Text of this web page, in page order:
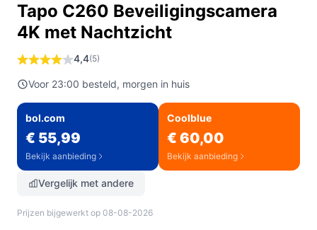
Tapo C260 Beveiligingscamera
4K met Nachtzicht
4,4(5)
Voor 23:00 besteld, morgen in huis
bol.com
€ 55,99
Bekijk aanbieding
Coolblue
€ 60,00
Bekijk aanbieding
Vergelijk met andere
Prijzen bijgewerkt op 08-08-2026